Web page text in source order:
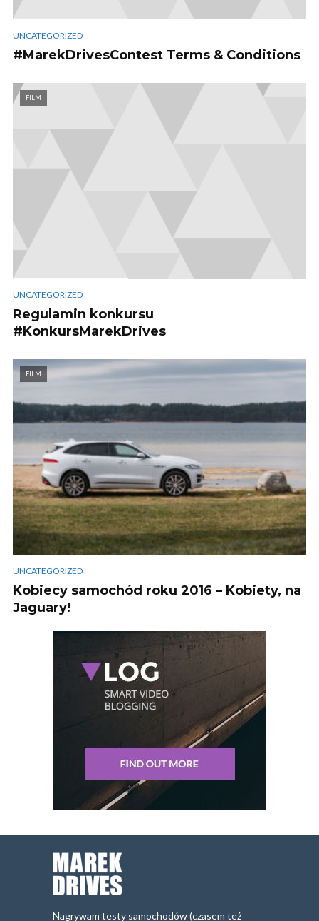
UNCATEGORIZED
#MarekDrivesContest Terms & Conditions
FILM
UNCATEGORIZED
Regulamin konkursu
#KonkursMarekDrives
FILM
UNCATEGORIZED
Kobiecy samochód roku 2016 – Kobiety, na
Jaguary!
Nagrywam testy samochodów (czasem też